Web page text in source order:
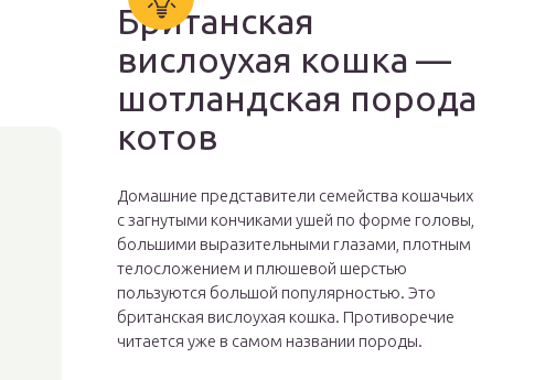
Британская
вислоухая кошка —
шотландская порода
котов
Домашние представители семейства кошачьих
с загнутыми кончиками ушей по форме головы,
большими выразительными глазами, плотным
телосложением и плюшевой шерстью
пользуются большой популярностью. Это
британская вислоухая кошка. Противоречие
читается уже в самом названии породы.